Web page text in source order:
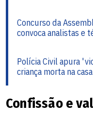
Concurso da
convoca analistas e
Polícia Civil apura
criança morta na
Confissão e